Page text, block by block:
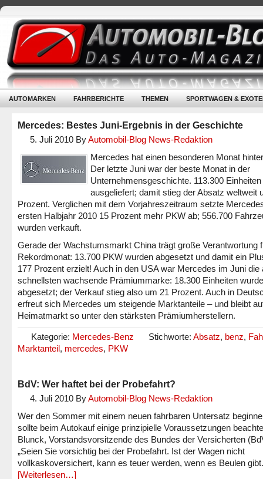
AUTOMARKEN FAHRBERICHTE THEMEN SPORTWAGEN &
Mercedes: Bestes Juni-Ergebnis in der Geschichte
5. Juli 2010 ByAutomobil-Blog News-Redaktion
Mercedes hat einen besonderen Monat
Der letzte Juni war der beste Monat in der
Unternehmensgeschichte. 113.300
ausgeliefert; damit stieg der Absatz weltweit
Prozent. Verglichen mit dem Vorjahreszeitraum setzte
ersten Halbjahr 2010 15 Prozent mehr PKW ab; 556.700
wurden verkauft.
Gerade der Wachstumsmarkt China trägt große Verantwortung
Rekordmonat: 13.700 PKW wurden abgesetzt und damit ein
177 Prozent erzielt! Auch in den USA war Mercedes im Juni die
schnellsten wachsende Prämiummarke: 18.300 Einheiten
abgesetzt; der Verkauf stieg also um 21 Prozent. Auch in
erfreut sich Mercedes um steigende Marktanteile – und bleibt
Heimatmarkt so unter den stärksten Prämiumherstellern.
Kategorie: Mercedes-Benz Stichworte: Absatz, benz,
Marktanteil, mercedes, PKW
BdV: Wer haftet bei der Probefahrt?
4. Juli 2010 ByAutomobil-Blog News-Redaktion
Wer den Sommer mit einem neuen fahrbaren Untersatz
sollte beim Autokauf einige prinzipielle Voraussetzungen
Blunck, Vorstandsvorsitzende des Bundes der Versicherten
„Seien Sie vorsichtig bei der Probefahrt. Ist der Wagen nicht
vollkaskoversichert, kann es teuer werden, wenn es Beulen
[Weiterlesen…]